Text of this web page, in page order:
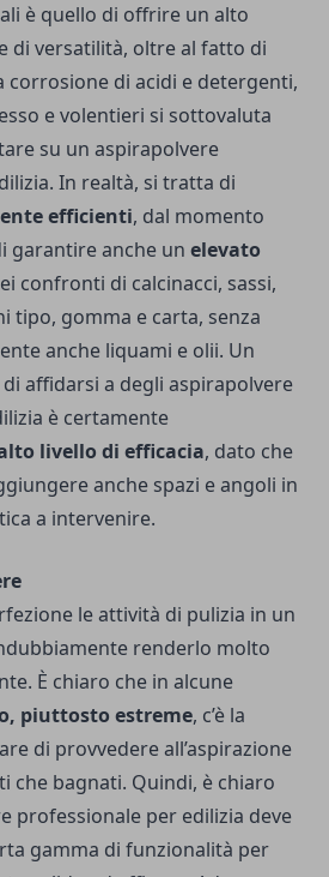
è quello di offrire un alto
di versatilità, oltre al fatto di
corrosione di acidi e detergenti,
e volentieri si sottovaluta
su un aspirapolvere
In realtà, si tratta di
efficienti, dal momento
garantire anche un elevato
confronti di calcinacci, sassi,
tipo, gomma e carta, senza
anche liquami e olii. Un
affidarsi a degli aspirapolvere
è certamente
livello di efficacia, dato che
anche spazi e angoli in
a intervenire.
le attività di pulizia in un
renderlo molto
È chiaro che in alcune
piuttosto estreme, c’è la
di provvedere all’aspirazione
che bagnati. Quindi, è chiaro
professionale per edilizia deve
gamma di funzionalità per